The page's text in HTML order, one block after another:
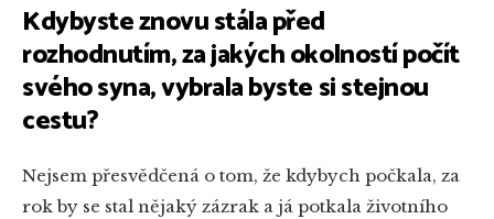
Kdybyste znovu stála před
rozhodnutím, za jakých okolností počít
svého syna, vybrala byste si stejnou
cestu?
Nejsem přesvědčená o tom, že kdybych počkala, za
rok by se stal nějaký zázrak a já potkala životního